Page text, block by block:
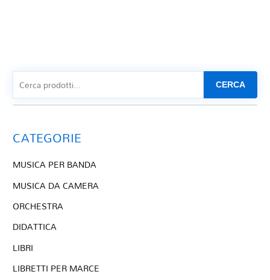
CERCA
CATEGORIE
MUSICA PER BANDA
MUSICA DA CAMERA
ORCHESTRA
DIDATTICA
LIBRI
LIBRETTI PER MARCE